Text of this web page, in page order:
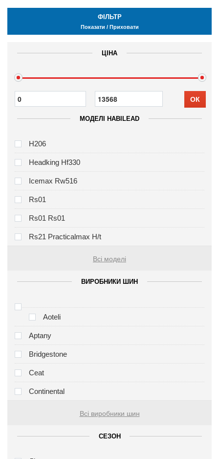
ФІЛЬТР
Показати / Приховати
ЦІНА
ОК
МОДЕЛІ HABILEAD
H206
Headking Hf330
Icemax Rw516
Rs01
Rs01 Rs01
Rs21 Practicalmax H/t
Всі моделі
ВИРОБНИКИ ШИН
Aoteli
Aptany
Bridgestone
Ceat
Continental
Всі виробники шин
СЕЗОН